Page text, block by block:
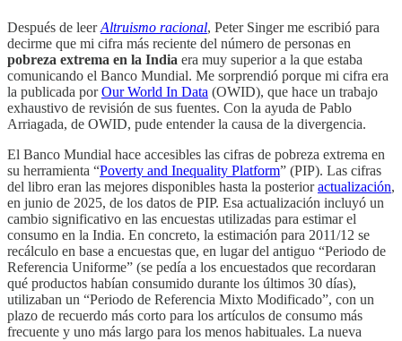
Después de leerAltruismo racional, Peter Singer me escribió para
decirme que mi cifra más reciente del número de personas en
pobreza extrema en la India era muy superior a la que estaba
comunicando el Banco Mundial. Me sorprendió porque mi cifra era
la publicada porOur World In Data (OWID), que hace un trabajo
exhaustivo de revisión de sus fuentes. Con la ayuda de Pablo
Arriagada, de OWID, pude entender la causa de la divergencia.
El Banco Mundial hace accesibles las cifras de pobreza extrema en
su herramienta “Poverty and Inequality Platform” (PIP). Las cifras
del libro eran las mejores disponibles hasta la posterioractualización,
en junio de 2025, de los datos de PIP. Esa actualización incluyó un
cambio significativo en las encuestas utilizadas para estimar el
consumo en la India. En concreto, la estimación para 2011/12 se
recálculo en base a encuestas que, en lugar del antiguo “Periodo de
Referencia Uniforme” (se pedía a los encuestados que recordaran
qué productos habían consumido durante los últimos 30 días),
utilizaban un “Periodo de Referencia Mixto Modificado”, con un
plazo de recuerdo más corto para los artículos de consumo más
frecuente y uno más largo para los menos habituales. La nueva